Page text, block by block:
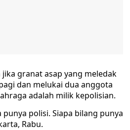
granat asap yang meledak
dan melukai dua anggota
adalah milik kepolisian.
punya polisi. Siapa bilang punya
Rabu.